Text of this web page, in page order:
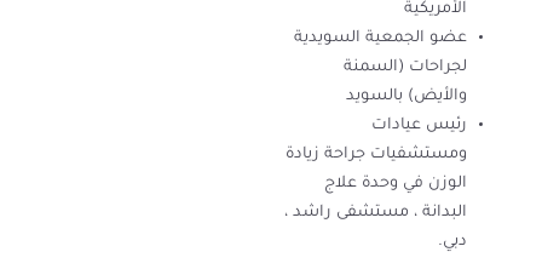
الأمريكية
عضو الجمعية السويدية
لجراحات (السمنة
والأيض) بالسويد
رئيس عيادات
ومستشفيات جراحة زيادة
الوزن في وحدة علاج
البدانة ، مستشفى راشد ،
دبي.